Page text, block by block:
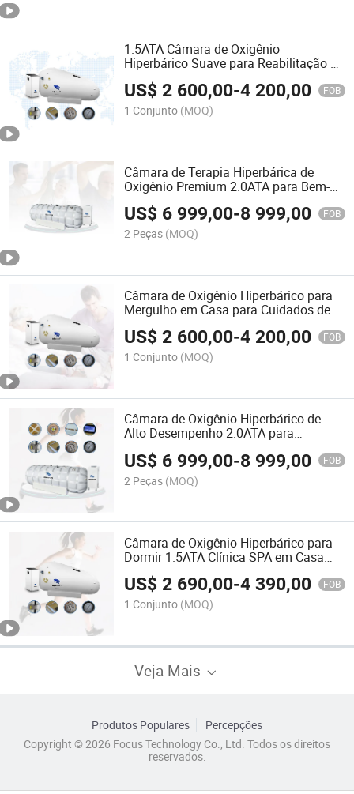
1.5ATA Câmara de Oxigênio
Hiperbárico Suave para Reabilitação de
Exercícios para Uso Interno
US$2 600,00-4 200,00 FOB
1 Conjunto (MOQ)
Câmara de Terapia Hiperbárica de
Oxigênio Premium 2.0ATA para Bem-
Estar
US$ 6 999,00-8 999,00 FOB
2 Peças (MOQ)
Câmara de Oxigênio Hiperbárico para
Mergulho em Casa para Cuidados de
Saúde
US$2 600,00-4 200,00 FOB
1 Conjunto (MOQ)
Câmara de Oxigênio Hiperbárico de
Alto Desempenho 2.0ATA para
US$ 6 999,00-8 999,00 FOB
2 Peças (MOQ)
Câmara de Oxigênio Hiperbárico para
Dormir 1.5ATA Clínica SPA em Casa
Uso para Uma Pessoa
US$2 690,00-4 390,00 FOB
1 Conjunto (MOQ)
Veja Mais
Produtos Populares
Percepções
Copyright © 2026 Focus Technology Co., Ltd. Todos os direitos
reservados.